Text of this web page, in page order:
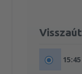
Visszaút
15:45